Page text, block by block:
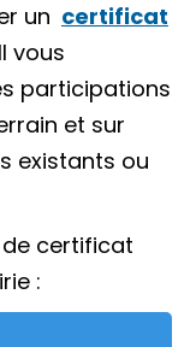
un certificat
vous
participations
et sur
existants ou
certificat
: